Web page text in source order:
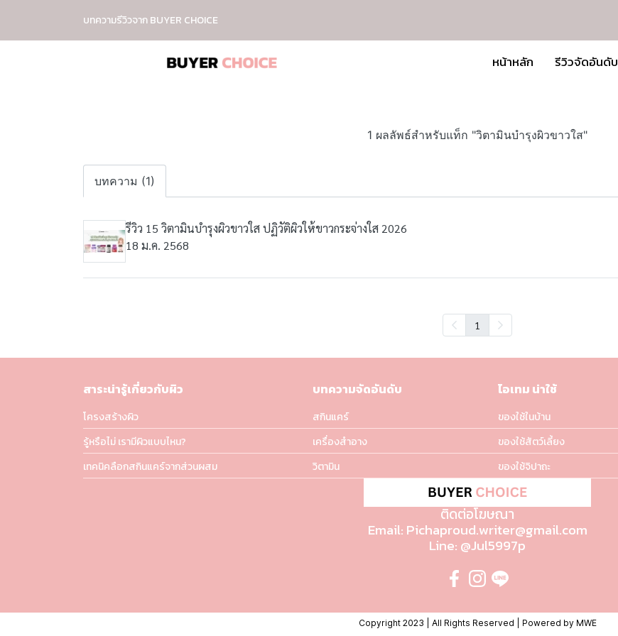
บทความรีวิวจาก BUYER CHOICE
หน้าหลัก รีวิวจัดอันดับ
1 ผลลัพธ์สำหรับแท็ก "วิตามินบำรุงผิวขาวใส"
บทความ (1)
รีวิว 15 วิตามินบำรุงผิวขาวใส ปฏิวัติผิวให้ขาวกระจ่างใส 2026
18 ม.ค. 2568
1
สาระน่ารู้เกี่ยวกับผิว
โครงสร้างผิว
รู้หรือไม่ เรามีผิวแบบไหน?
เทคนิคลือกสกินแคร์จากส่วนผสม
บทความจัดอันดับ
สกินแคร์
เครื่องสำอาง
วิตามิน
ไอเทม น่าใช้
ของใช้ในบ้าน
ของใช้สัตว์เลี้ยง
ของใช้จิปาถะ
ติดต่อโฆษณา
Email: Pichaproud.writer@gmail.com
Line: @Jul5997p
Copyright 2023 | All Rights Reserved | Powered by MWE